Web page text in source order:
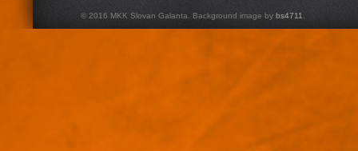
© 2016 MKK Slovan Galanta. Background image by bs4711